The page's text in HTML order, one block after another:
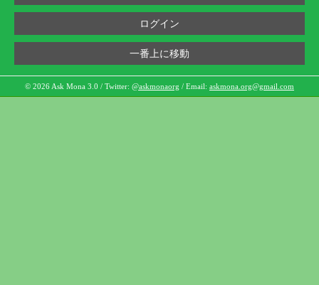
ログイン
一番上に移動
© 2026 Ask Mona 3.0 / Twitter: @askmonaorg / Email: askmona.org@gmail.com